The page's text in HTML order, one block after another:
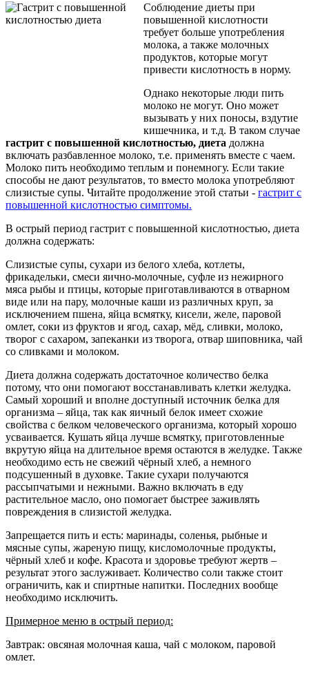
Соблюдение диеты при
повышенной кислотности
требует больше употребления
молока, а также молочных
продуктов, которые могут
привести кислотность в норму.
Однако некоторые люди пить
молоко не могут. Оно может
вызывать у них поносы, вздутие
кишечника, и т.д. В таком случае
гастрит с повышенной кислотностью, диета должна
включать разбавленное молоко, т.е. применять вместе с чаем.
Молоко пить необходимо теплым и понемногу. Если такие
способы не дают результатов, то вместо молока употребляют
слизистые супы. Читайте продолжение этой статьи - гастрит с
повышенной кислотностью симптомы.
В острый период гастрит с повышенной кислотностью, диета
должна содержать:
Слизистые супы, сухари из белого хлеба, котлеты,
фрикадельки, смеси яично-молочные, суфле из нежирного
мяса рыбы и птицы, которые приготавливаются в отварном
виде или на пару, молочные каши из различных круп, за
исключением пшена, яйца всмятку, кисели, желе, паровой
омлет, соки из фруктов и ягод, сахар, мёд, сливки, молоко,
творог с сахаром, запеканки из творога, отвар шиповника, чай
со сливками и молоком.
Диета должна содержать достаточное количество белка
потому, что они помогают восстанавливать клетки желудка.
Самый хороший и вполне доступный источник белка для
организма – яйца, так как яичный белок имеет схожие
свойства с белком человеческого организма, который хорошо
усваивается. Кушать яйца лучше всмятку, приготовленные
вкрутую яйца на длительное время остаются в желудке. Также
необходимо есть не свежий чёрный хлеб, а немного
подсушенный в духовке. Такие сухари получаются
рассыпчатыми и нежными. Важно включать в еду
растительное масло, оно помогает быстрее заживлять
повреждения в слизистой желудка.
Запрещается пить и есть: маринады, соленья, рыбные и
мясные супы, жареную пищу, кисломолочные продукты,
чёрный хлеб и кофе. Красота и здоровье требуют жертв –
результат этого заслуживает. Количество соли также стоит
ограничить, как и спиртные напитки. Последних вообще
необходимо исключить.
Примерное меню в острый период:
Завтрак: овсяная молочная каша, чай с молоком, паровой
омлет.